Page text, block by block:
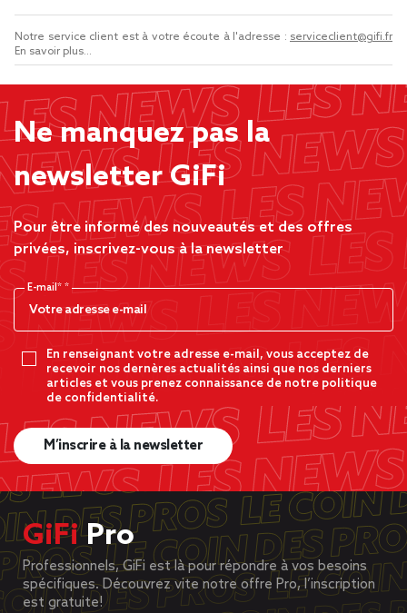
Notre service client est à votre écoute à l'adresse : serviceclient@gifi.fr
En savoir plus...
Ne manquez pas la
newsletter GiFi
Pour être informé des nouveautés et des offres
privées, inscrivez-vous à la newsletter
E-mail*
En renseignant votre adresse e-mail, vous acceptez de
recevoir nos dernères actualités ainsi que nos derniers
articles et vous prenez connaissance de notre politique
de confidentialité.
M’inscrire à la newsletter
GiFiPro
Professionnels, GiFi est là pour répondre à vos besoins
spécifiques. Découvrez vite notre offre Pro, l’inscription
est gratuite!